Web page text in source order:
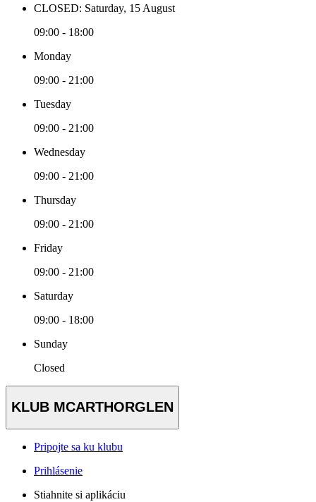
CLOSED: Saturday, 15 August
09:00 - 18:00
Monday
09:00 - 21:00
Tuesday
09:00 - 21:00
Wednesday
09:00 - 21:00
Thursday
09:00 - 21:00
Friday
09:00 - 21:00
Saturday
09:00 - 18:00
Sunday
Closed
KLUB MCARTHORGLEN
Pripojte sa ku klubu
Prihlásenie
Stiahnite si aplikáciu